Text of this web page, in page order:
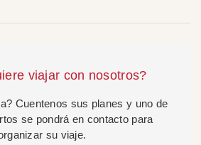
viajar con nosotros?
Cuentenos sus planes y uno de
se pondrá en contacto para
su viaje.